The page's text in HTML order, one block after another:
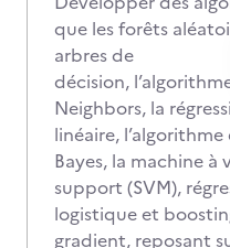
que les forêts
arbres de
décision,
Neighbors, la
linéaire,
Bayes, la machine à
support (SVM),
logistique et
gradient, reposant